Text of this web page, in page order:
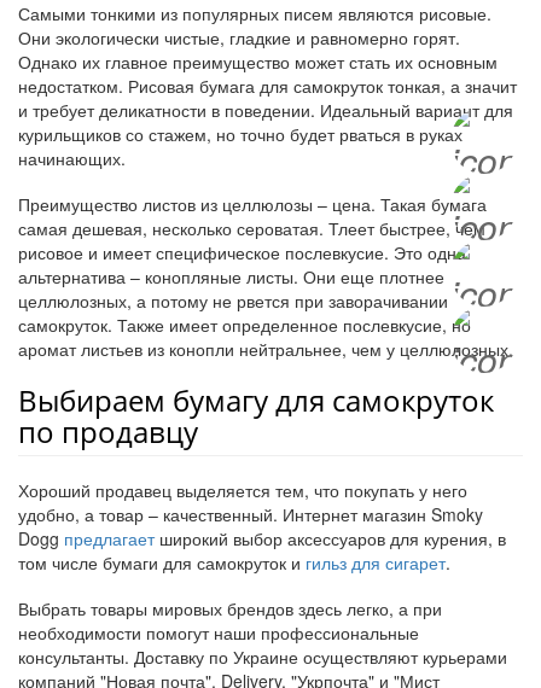
Самыми тонкими из популярных писем являются рисовые.
Они экологически чистые, гладкие и равномерно горят.
Однако их главное преимущество может стать их основным
недостатком. Рисовая бумага для самокруток тонкая, а значит
и требует деликатности в поведении. Идеальный вариант для
курильщиков со стажем, но точно будет рваться в руках
начинающих.
Преимущество листов из целлюлозы – цена. Такая бумага
самая дешевая, несколько сероватая. Тлеет быстрее, чем
рисовое и имеет специфическое послевкусие. Это одна
альтернатива – конопляные листы. Они еще плотнее
целлюлозных, а потому не рвется при заворачивании
самокруток. Также имеет определенное послевкусие, но
аромат листьев из конопли нейтральнее, чем у целлюлозных.
Выбираем бумагу для самокруток
по продавцу
Хороший продавец выделяется тем, что покупать у него
удобно, а товар – качественный. Интернет магазин Smoky
Dogg предлагаетширокий выбор аксессуаров для курения, в
том числе бумаги для самокруток и гильз для сигарет.
Выбрать товары мировых брендов здесь легко, а при
необходимости помогут наши профессиональные
консультанты. Доставку по Украине осуществляют курьерами
компаний "Новая почта", Delivery, "Укрпочта" и "Мист